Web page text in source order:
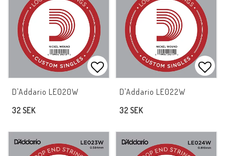
Lägg till i favoritlistan
D'Addario LE020W
32 SEK
D'Addario LE022W
32 SEK